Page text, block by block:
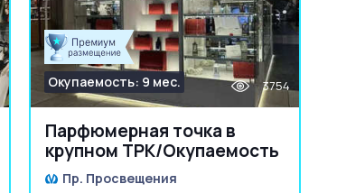
Парфюмерная точка в
крупном ТРК/Окупаемость
9 мес
Окупаемость: 9 мес. 3754
Пр. Просвещения